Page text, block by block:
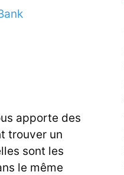
apporte des
trouver un
sont les
le même